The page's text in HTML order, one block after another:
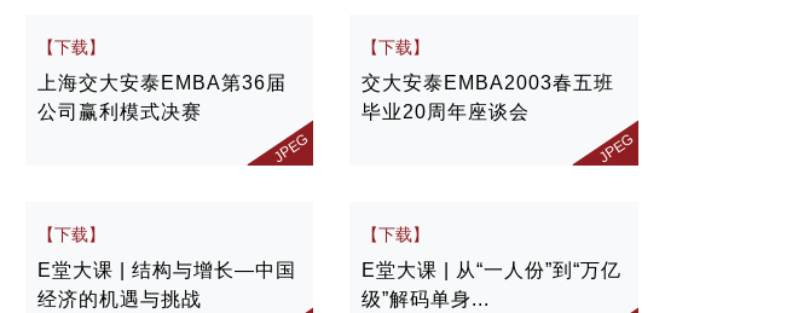
【下载】
上海交大安泰EMBA第36届
公司赢利模式决赛
JPEG
【下载】
交大安泰EMBA2003春五班
毕业20周年座谈会
JPEG
【下载】
E堂大课 | 结构与增长—中国
经济的机遇与挑战
【下载】
E堂大课 | 从“一人份”到“万亿
级”解码单身...